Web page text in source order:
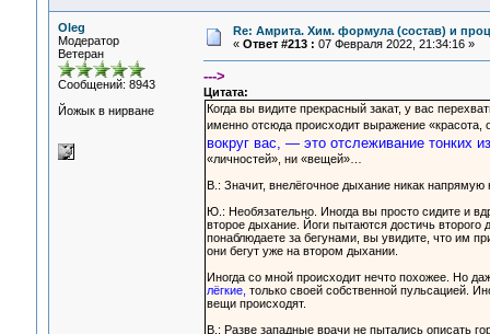
Oleg
Модератор
Ветеран
Сообщений: 8943
Йожык в нирване
Re: Амрита. Хим. формула (состав) и
« Ответ #213 : 07 Февраля 2022, 21:34:16 »
--->
Цитата:
Когда вы видите прекрасный закат, у вас
именно отсюда происходит выражение «красота,
вокруг вас, — это отслеживание тонких
«личностей», ни «вещей»…
В.: Значит, внелёгочное дыхание никак
Ю.: Необязательно. Иногда вы просто сидите и
второе дыхание. Йоги пытаются достичь
понаблюдаете за бегунами, вы увидите, что им
они бегут уже на втором дыхании.
Иногда со мной происходит нечто похожее. Но
лёгкие, только своей собственной пульсацией.
вещи происходят.
В.: Разве западные врачи не пытались описать